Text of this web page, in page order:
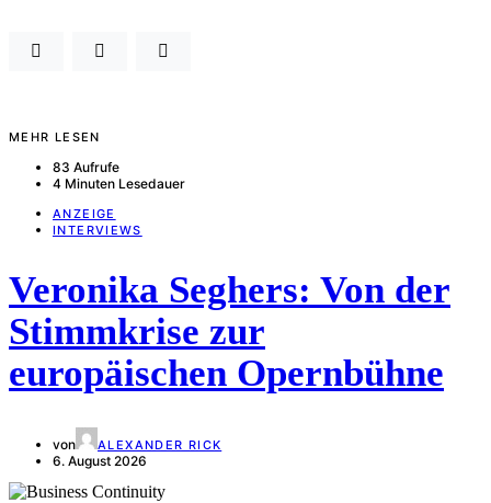
MEHR LESEN
83 Aufrufe
4 Minuten Lesedauer
ANZEIGE
INTERVIEWS
Veronika Seghers: Von der
Stimmkrise zur
europäischen Opernbühne
von ALEXANDER RICK
6. August 2026